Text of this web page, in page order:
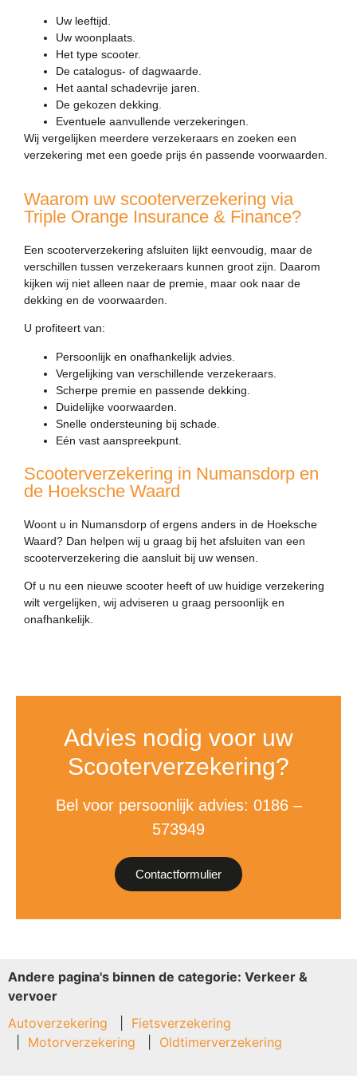
Uw leeftijd.
Uw woonplaats.
Het type scooter.
De catalogus- of dagwaarde.
Het aantal schadevrije jaren.
De gekozen dekking.
Eventuele aanvullende verzekeringen.
Wij vergelijken meerdere verzekeraars en zoeken een
verzekering met een goede prijs én passende voorwaarden.
Waarom uw scooterverzekering via
Triple Orange Insurance & Finance?
Een scooterverzekering afsluiten lijkt eenvoudig, maar de
verschillen tussen verzekeraars kunnen groot zijn. Daarom
kijken wij niet alleen naar de premie, maar ook naar de
dekking en de voorwaarden.
U profiteert van:
Persoonlijk en onafhankelijk advies.
Vergelijking van verschillende verzekeraars.
Scherpe premie en passende dekking.
Duidelijke voorwaarden.
Snelle ondersteuning bij schade.
Eén vast aanspreekpunt.
Scooterverzekering in Numansdorp en
de Hoeksche Waard
Woont u in Numansdorp of ergens anders in de Hoeksche
Waard? Dan helpen wij u graag bij het afsluiten van een
scooterverzekering die aansluit bij uw wensen.
Of u nu een nieuwe scooter heeft of uw huidige verzekering
wilt vergelijken, wij adviseren u graag persoonlijk en
onafhankelijk.
Advies nodig voor uw
Scooterverzekering?
Bel voor persoonlijk advies: 0186 –
573949
Contactformulier
Andere pagina's binnen de categorie: Verkeer &
vervoer
Autoverzekering
Fietsverzekering
Motorverzekering
Oldtimerverzekering